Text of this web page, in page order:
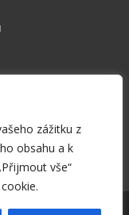
zážitku z
obsahu a k
vše“